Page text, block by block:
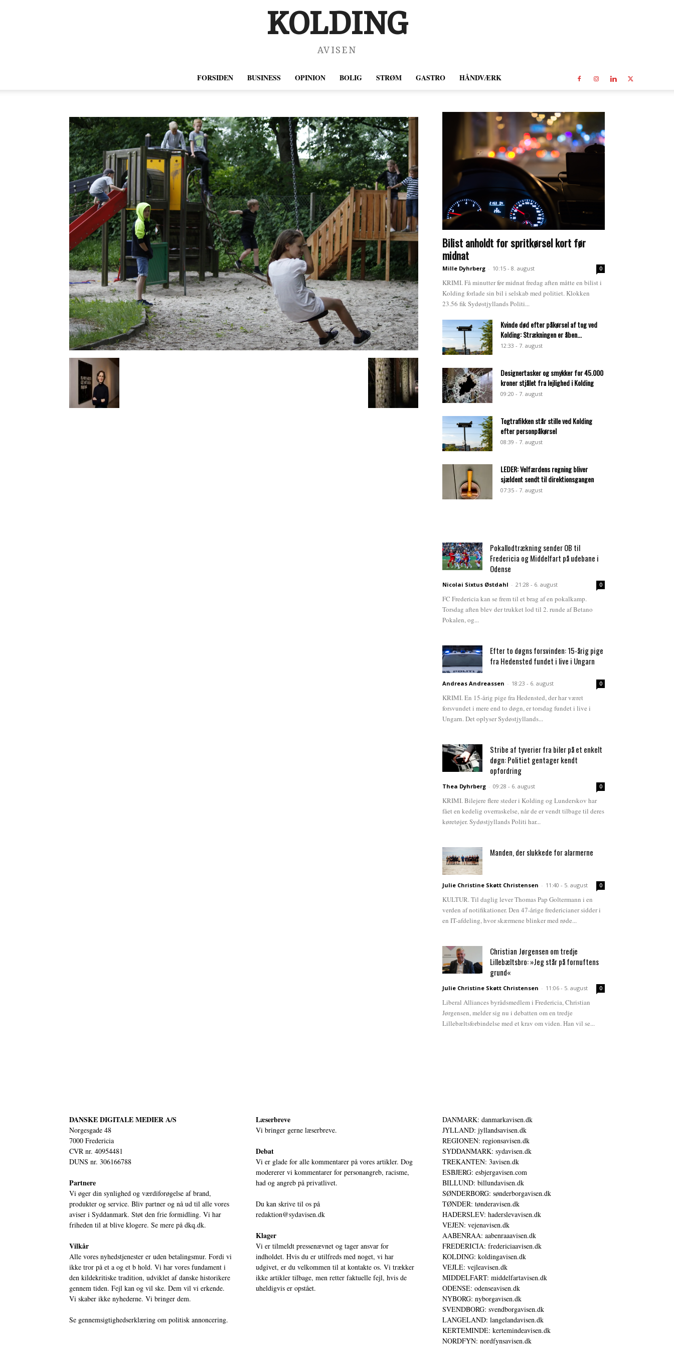
KOLDING
AVISEN
FORSIDEN BUSINESS OPINION BOLIG STRØM GASTRO HÅNDVÆRK
Bilist anholdt for spritkørsel kort før
midnat
Mille Dyhrberg - 10:15 - 8. august 0
KRIMI. Få minutter før midnat fredag aften måtte en bilist i
Kolding forlade sin bil i selskab med politiet. Klokken
23.56 fik Sydøstjyllands Politi...
Kvinde død efter påkørsel af tog ved
Kolding: Strækningen er åben...
12:33 - 7. august
Designertasker og smykker for 45.000
kroner stjålet fra lejlighed i Kolding
09:20 - 7. august
Togtrafikken står stille ved Kolding
efter personpåkørsel
08:39 - 7. august
LEDER: Velfærdens regning bliver
sjældent sendt til direktionsgangen
07:35 - 7. august
Pokallodtrækning sender OB til
Fredericia og Middelfart på udebane i
Odense
Nicolai Sixtus Østdahl - 21:28 - 6. august 0
FC Fredericia kan se frem til et brag af en pokalkamp.
Torsdag aften blev der trukket lod til 2. runde af Betano
Pokalen, og...
Efter to døgns forsvinden: 15-årig pige
fra Hedensted fundet i live i Ungarn
Andreas Andreassen - 18:23 - 6. august 0
KRIMI. En 15-årig pige fra Hedensted, der har været
forsvundet i mere end to døgn, er torsdag fundet i live i
Ungarn. Det oplyser Sydøstjyllands...
Stribe af tyverier fra biler på et enkelt
døgn: Politiet gentager kendt
opfordring
Thea Dyhrberg - 09:28 - 6. august 0
KRIMI. Bilejere flere steder i Kolding og Lunderskov har
fået en kedelig overraskelse, når de er vendt tilbage til deres
køretøjer. Sydøstjyllands Politi har...
Manden, der slukkede for alarmerne
Julie Christine Skøtt Christensen - 11:40 - 5. august 0
KULTUR. Til daglig lever Thomas Pap Goltermann i en
verden af notifikationer. Den 47-årige fredericianer sidder i
en IT-afdeling, hvor skærmene blinker med røde...
Christian Jørgensen om tredje
Lillebæltsbro: »Jeg står på fornuftens
grund«
Julie Christine Skøtt Christensen - 11:06 - 5. august 0
Liberal Alliances byrådsmedlem i Fredericia, Christian
Jørgensen, melder sig nu i debatten om en tredje
Lillebæltsforbindelse med et krav om viden. Han vil se...
DANSKE DIGITALE MEDIER A/S
Norgesgade 48
7000 Fredericia
CVR nr. 40954481
DUNS nr. 306166788
Partnere
Vi øger din synlighed og værdiforøgelse af brand,
produkter og service. Bliv partner og nå ud til alle vores
aviser i Syddanmark. Støt den frie formidling. Vi har
friheden til at blive klogere. Se mere på dkq.dk.
Vilkår
Alle vores nyhedstjenester er uden betalingsmur. Fordi vi
ikke tror på et a og et b hold. Vi har vores fundament i
den kildekritiske tradition, udviklet af danske historikere
gennem tiden. Fejl kan og vil ske. Dem vil vi erkende.
Vi skaber ikke nyhederne. Vi bringer dem.
Se gennemsigtighedserklæring om politisk annoncering.
Læserbreve
Vi bringer gerne læserbreve.
Debat
Vi er glade for alle kommentarer på vores artikler. Dog
modererer vi kommentarer for personangreb, racisme,
had og angreb på privatlivet.
Du kan skrive til os på
redaktion@sydavisen.dk
Klager
Vi er tilmeldt pressenævnet og tager ansvar for
indholdet. Hvis du er utilfreds med noget, vi har
udgivet, er du velkommen til at kontakte os. Vi trækker
ikke artikler tilbage, men retter faktuelle fejl, hvis de
uheldigvis er opstået.
DANMARK: danmarkavisen.dk
JYLLAND: jyllandsavisen.dk
REGIONEN: regionsavisen.dk
SYDDANMARK: sydavisen.dk
TREKANTEN: 3avisen.dk
ESBJERG: esbjergavisen.com
BILLUND: billundavisen.dk
SØNDERBORG: sønderborgavisen.dk
TØNDER: tønderavisen.dk
HADERSLEV: haderslevavisen.dk
VEJEN: vejenavisen.dk
AABENRAA: aabenraaavisen.dk
FREDERICIA: fredericiaavisen.dk
KOLDING: koldingavisen.dk
VEJLE: vejleavisen.dk
MIDDELFART: middelfartavisen.dk
ODENSE: odenseavisen.dk
NYBORG: nyborgavisen.dk
SVENDBORG: svendborgavisen.dk
LANGELAND: langelandavisen.dk
KERTEMINDE: kertemindeavisen.dk
NORDFYN: nordfynsavisen.dk